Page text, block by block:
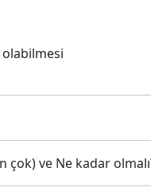
ve Ne kadar